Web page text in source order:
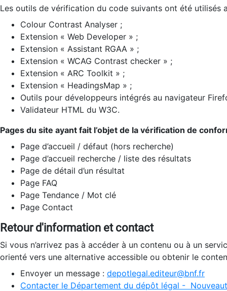
Les outils de vérification du code suivants ont été utilisés
Colour Contrast Analyser ;
Extension « Web Developer » ;
Extension « Assistant RGAA » ;
Extension « WCAG Contrast checker » ;
Extension « ARC Toolkit » ;
Extension « HeadingsMap » ;
Outils pour développeurs intégrés au navigateur
Validateur HTML du W3C.
Pages du site ayant fait l’objet de la vérification de
Page d’accueil / défaut (hors recherche)
Page d’accueil recherche / liste des résultats
Page de détail d’un résultat
Page FAQ
Page Tendance / Mot clé
Page Contact
Retour d'information et contact
Si vous n’arrivez pas à accéder à un contenu ou à un
orienté vers une alternative accessible ou obtenir le
Envoyer un message : depotlegal.editeur@bnf.fr
Contacter le Département du dépôt légal -